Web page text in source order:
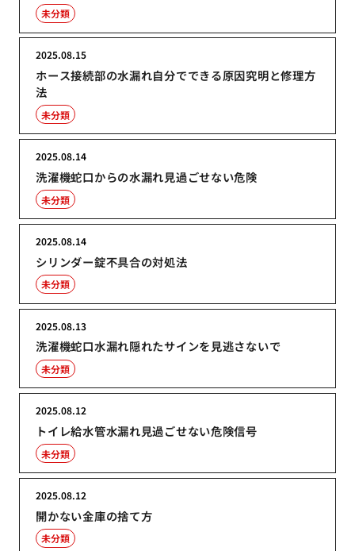
未分類
ホース接続部の水漏れ自分でできる原因究明と修理方
法
2025.08.15
未分類
洗濯機蛇口からの水漏れ見過ごせない危険
2025.08.14
未分類
シリンダー錠不具合の対処法
2025.08.14
未分類
洗濯機蛇口水漏れ隠れたサインを見逃さないで
2025.08.13
未分類
トイレ給水管水漏れ見過ごせない危険信号
2025.08.12
未分類
開かない金庫の捨て方
2025.08.12
未分類